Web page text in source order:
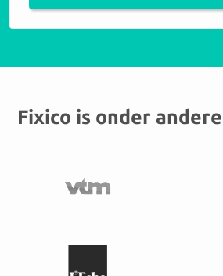
Fixico is onder